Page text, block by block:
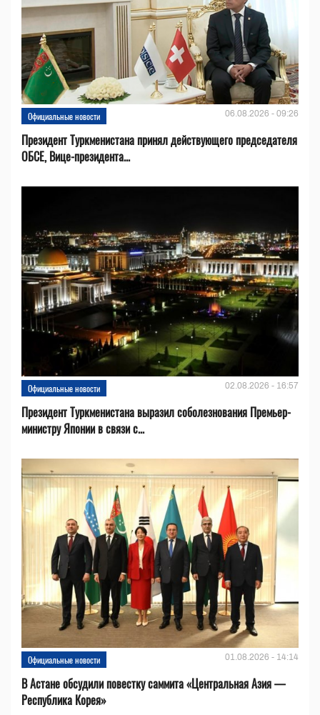
Официальные новости 06.08.2026 - 09:26
Президент Туркменистана принял действующего председателя
ОБСЕ, Вице-президента...
Официальные новости 02.08.2026 - 16:57
Президент Туркменистана выразил соболезнования Премьер-
министру Японии в связи с...
Официальные новости 01.08.2026 - 14:14
В Астане обсудили повестку саммита «Центральная Азия —
Республика Корея»